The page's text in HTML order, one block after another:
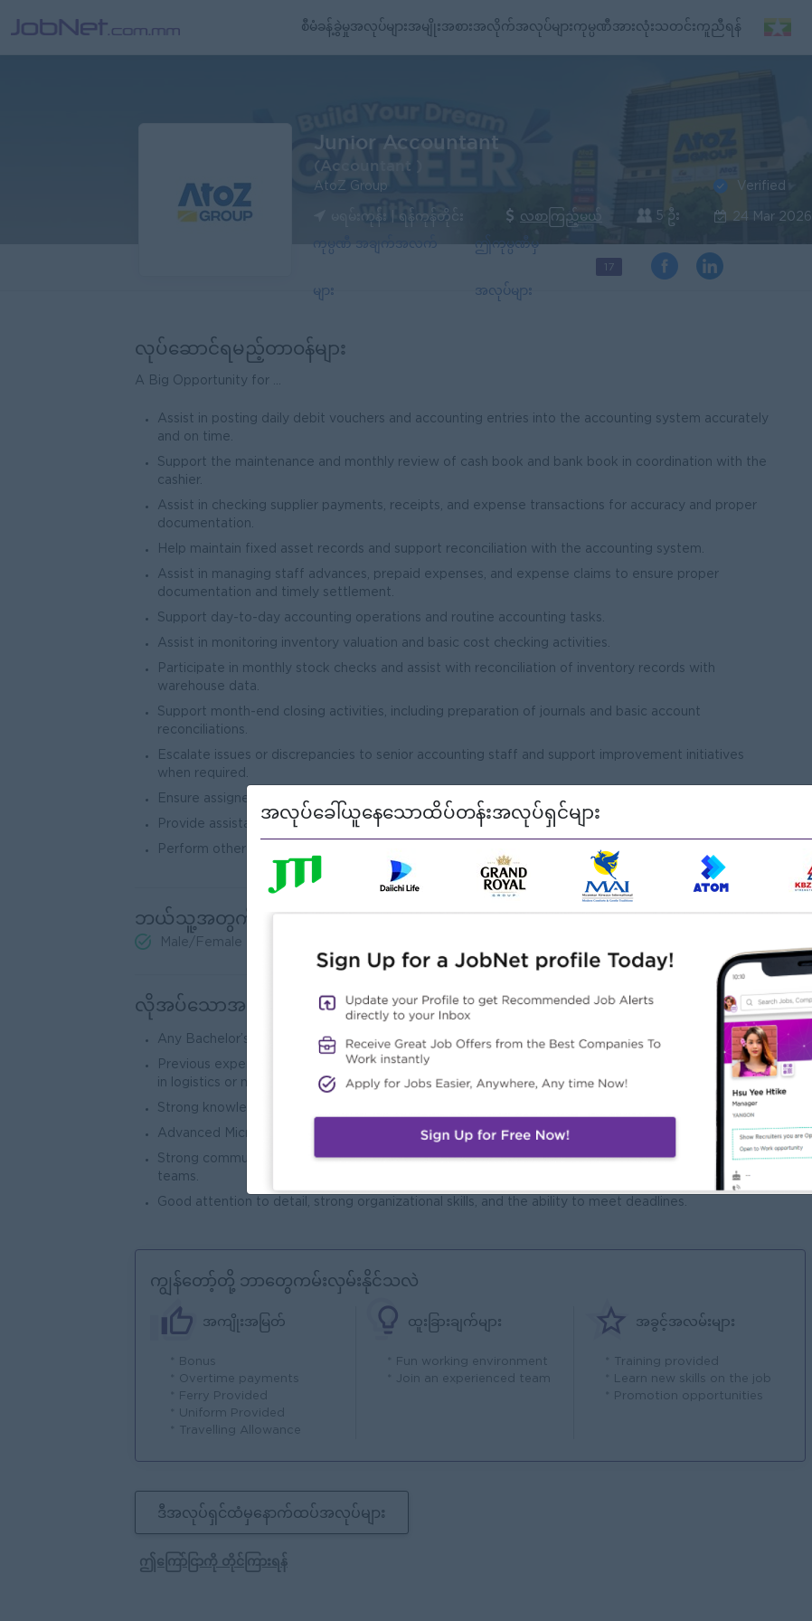
စီမံခန့်ခွဲမှုအလုပ်များအမျိုးအစားအလိုက်အလုပ်များကုမ္ပဏီအားလုံးသတင်းကူညီရန်
Junior Accountant
(Accountant )
AtoZ Group
မရမ်းကုန်း | ရန်ကုန်တိုင်း လစာကြည့်မယ် 5 ဦး
Verified
24 Mar 2026
ကုမ္ပဏီ အချက်အလက်
များ
ဤကုမ္ပဏီမှ
အလုပ်များ
17
လုပ်ဆောင်ရမည့်တာဝန်များ
A Big Opportunity for ...
Assist in posting daily debit vouchers and accounting entries into the accounting system accurately
and on time.
Support the maintenance and monthly review of cash book and bank book in coordination with the
cashier.
Assist in checking supplier payments, receipts, and expense transactions for accuracy and proper
documentation.
Help maintain fixed asset records and support reconciliation with the accounting system.
Assist in managing staff advances, prepaid expenses, and expense claims to ensure proper
documentation and timely settlement.
Support day-to-day accounting operations and routine accounting tasks.
Assist in monitoring inventory valuation and basic cost checking activities.
Participate in monthly stock checks and assist with reconciliation of inventory records with
warehouse data.
Support month-end closing activities, including preparation of journals and basic account
reconciliations.
Escalate issues or discrepancies to senior accounting staff and support improvement initiatives
when required.
Ensure assigned accounting tasks are completed within agreed timelines.
Provide assistance to the Accounting Manager and senior team members as required.
Perform other related duties as assigned.
ဘယ်သူ့အတွက်လဲ
Male/Female
လိုအပ်သောအရည်အချင်း
Any Bachelor’s Degree in Accounting, Finance, or a related field.
Previous experience in cost accounting, inventory accounting, or a similar role is required; experience
in logistics or manufacturing environments is preferred.
Strong knowledge of inventory valuation methods and cost accounting principles.
Advanced Microsoft Excel skills.
Strong communication and coordination skills to effectively liaise between finance and operations
teams.
Good attention to detail, strong organizational skills, and the ability to meet deadlines.
ကျွန်တော့်တို့ ဘာတွေကမ်းလှမ်းနိုင်သလဲ
အကျိုးအမြတ်
* Bonus
* Overtime payments
* Ferry Provided
* Uniform Provided
* Travelling Allowance
ထူးခြားချက်များ
* Fun working environment
* Join an experienced team
အခွင့်အလမ်းများ
* Training provided
* Learn new skills on the job
* Promotion opportunities
ဒီအလုပ်ရှင်ထံမှနောက်ထပ်အလုပ်များ
ဤကြော်ငြာကို တိုင်ကြားရန်
အလုပ်ခေါ်ယူနေသောထိပ်တန်းအလုပ်ရှင်များ